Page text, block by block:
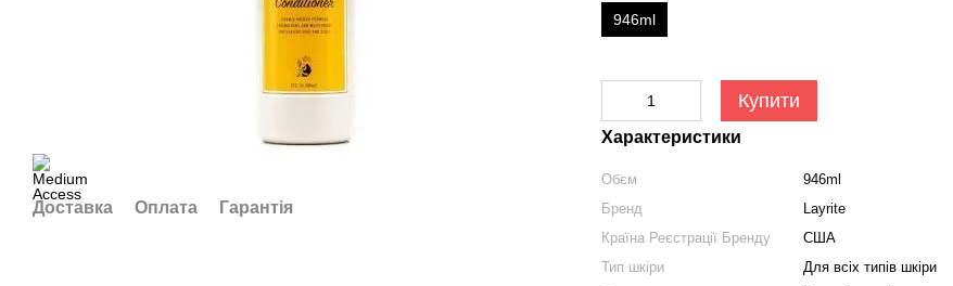
Доставка Оплата Гарантія
946ml
Купити
Характеристики
Обєм
946ml
Бренд
Layrite
Країна Реєстрації Бренду
США
Тип шкіри
Для всіх типів шкіри